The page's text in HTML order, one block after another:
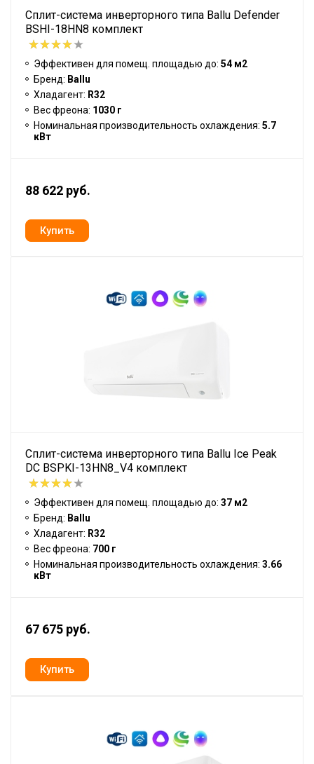
Сплит-система инверторного типа Ballu Defender
BSHI-18HN8 комплект
Эффективен для помещ. площадью до: 54 м2
Бренд: Ballu
Хладагент: R32
Вес фреона: 1030 г
Номинальная производительность охлаждения: 5.7
кВт
88 622 руб.
Сплит-система инверторного типа Ballu Ice Peak
DC BSPKI-13HN8_V4 комплект
Эффективен для помещ. площадью до: 37 м2
Бренд: Ballu
Хладагент: R32
Вес фреона: 700 г
Номинальная производительность охлаждения: 3.66
кВт
67 675 руб.